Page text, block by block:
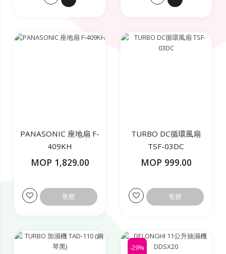
PANASONIC 座地扇 F-
409KH
MOP 1,829.00
售罄
TURBO DC循環風扇
TSF-03DC
MOP 999.00
售罄
-29%